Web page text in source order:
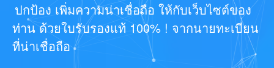
ปกป้อง เพิ่มความน่าเชื่อถือ ให้กับเว็บไซต์ของ
ท่าน ด้วยใบรับรองแท้ 100% ! จากนายทะเบียน
ที่น่าเชื่อถือ